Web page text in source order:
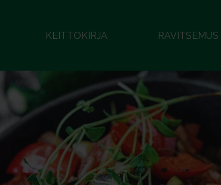
KEITTOKIRJA RAVITSEMUS